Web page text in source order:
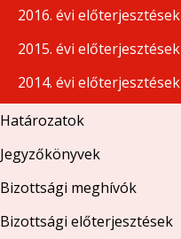
2016. évi előterjesztések
2015. évi előterjesztések
2014. évi előterjesztések
Határozatok
Jegyzőkönyvek
Bizottsági meghívók
Bizottsági előterjesztések